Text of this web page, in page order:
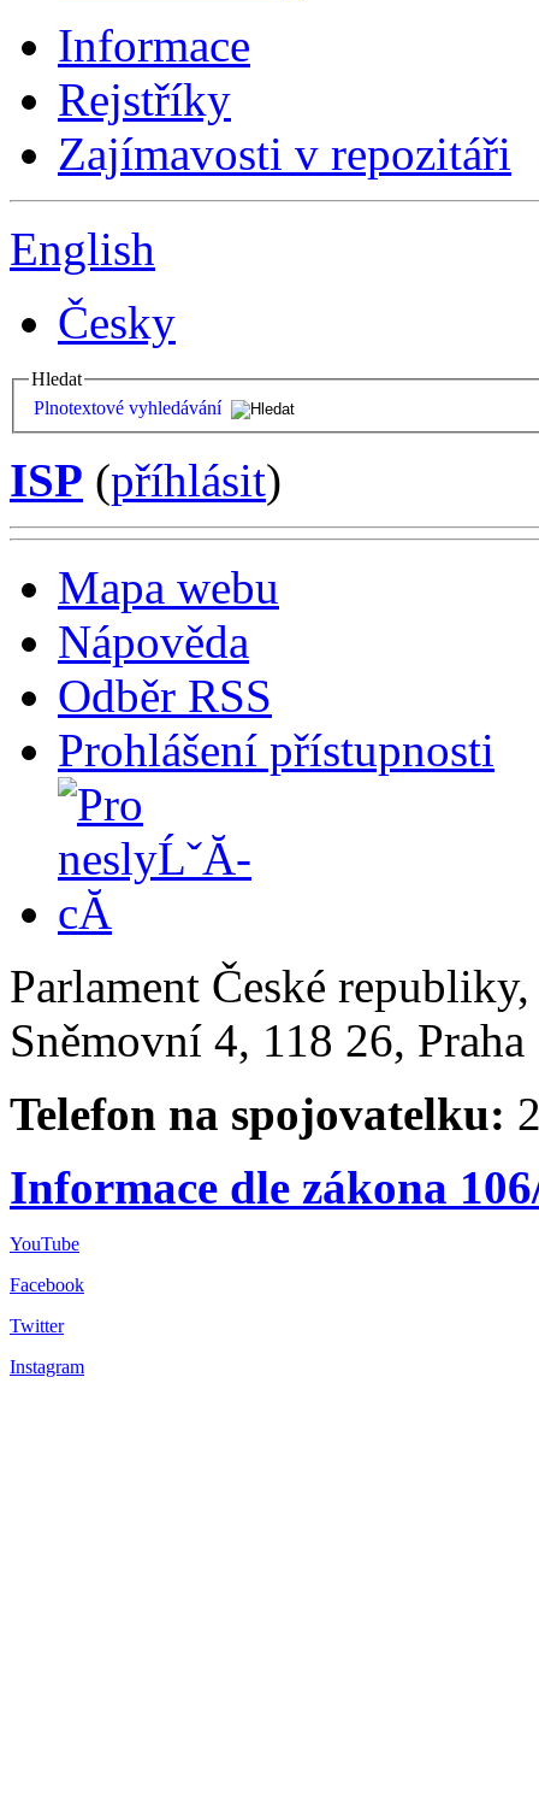
Informace
Rejstříky
Zajímavosti v repozitáři
English
Česky
Hledat
Plnotextové vyhledávání
ISP (příhlásit)
Mapa webu
Nápověda
Odběr RSS
Prohlášení přístupnosti
Parlament České
Sněmovní 4, 118 26,
Telefon na spojovatelku:
Informace dle zákona
YouTube
Facebook
Twitter
Instagram